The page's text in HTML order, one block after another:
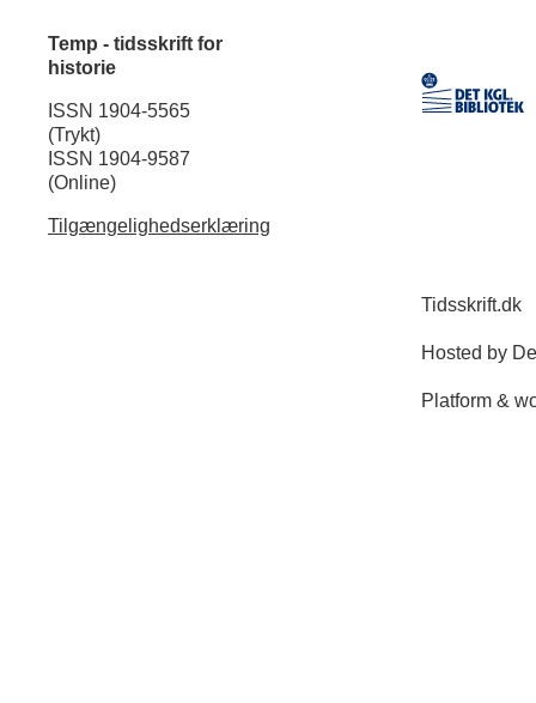
Temp - tidsskrift for
historie
ISSN 1904-5565
(Trykt)
ISSN 1904-9587
(Online)
Tilgængelighedserklæring